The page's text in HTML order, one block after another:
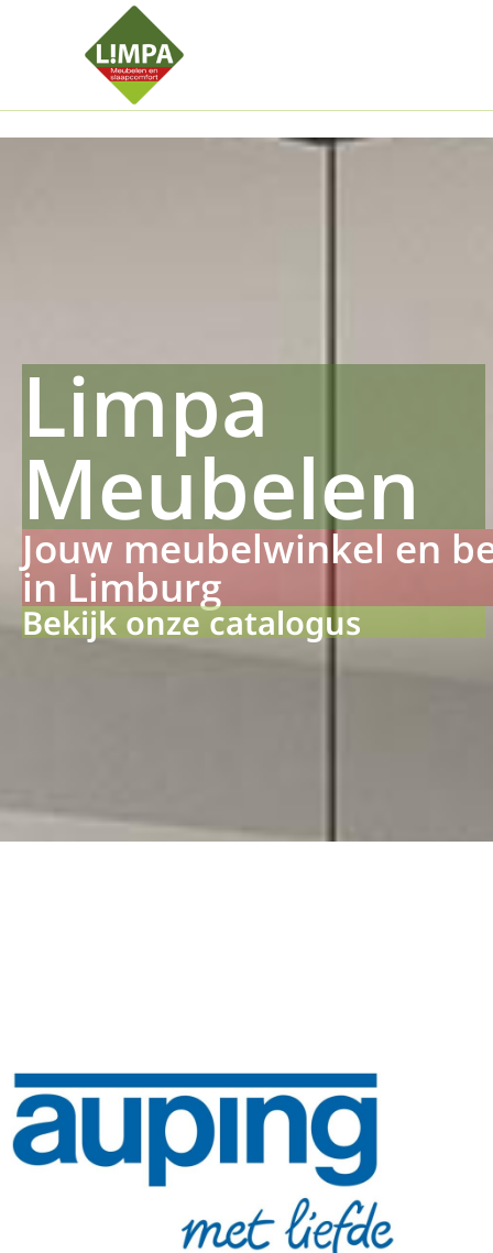
Anhangerma Sommersch
Limpa
Meubelen
Jouw meubelwinkel en
in Limburg
Bekijk onze catalogus